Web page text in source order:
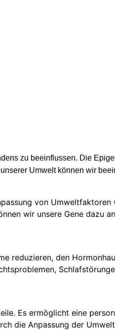
zu beeinflussen. Die
Umwelt können wir
von Umweltfaktoren
nnen wir unsere Gene dazu
reduzieren, den
Schlafstö
Es ermöglicht eine
die Anpassung der